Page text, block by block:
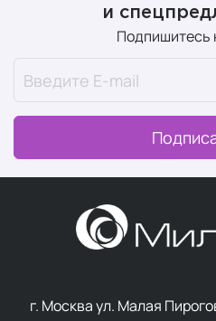
Уникальная
Концепция Nimue считается
значительных прорывов в
всю историю косметологии.
состоянию:
фото- и хроностарение
чувствительность
и
Подпишитесь
г. Москва ул. Малая